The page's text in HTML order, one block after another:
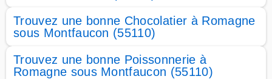
Trouvez une bonne Chocolatier à Romagne
sous Montfaucon (55110)
Trouvez une bonne Poissonnerie à
Romagne sous Montfaucon (55110)